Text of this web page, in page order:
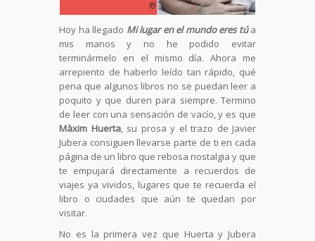
Hoy ha llegado Mi lugar en el mundo eres túa
mis manos y no he podido evitar
terminármelo en el mismo día. Ahora me
arrepiento de haberlo leído tan rápido, qué
pena que algunos libros no se puedan leer a
poquito y que duren para siempre. Termino
de leer con una sensación de vacío, y es que
Màxim Huerta, su prosa y el trazo de Javier
Jubera consiguen llevarse parte de ti en cada
página de un libro que rebosa nostalgia y que
te empujará directamente a recuerdos de
viajes ya vividos, lugares que te recuerda el
libro o ciudades que aún te quedan por
visitar.
No es la primera vez que Huerta y Jubera